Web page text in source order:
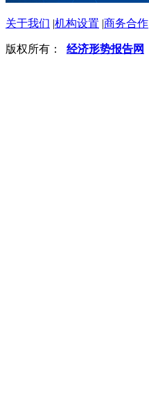
关于我们 |机构设置 |商务合作
版权所有： 经济形势报告网